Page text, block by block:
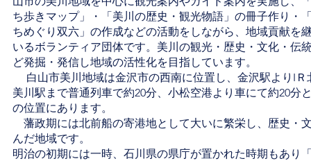
ち歩きマップ」・「美川の歴史・観光物語」の冊子作り・
ちめぐり双六」の作成などの活動をしながら、地域貢献を
いるボランティア団体です。美川の観光・歴史・文化・伝
ど発掘・発信し地域の活性化を目指しています。
白山市美川地域は金沢市の西南に位置し、金沢駅よりIＲ
美川駅まで普通列車で約20分、小松空港より車にて約20分
の位置にあります。
藩政期には北前船の寄港地として大いに繁栄し、歴史・
んだ地域です。
明治の初期には一時、石川県の県庁が置かれた時期もあり